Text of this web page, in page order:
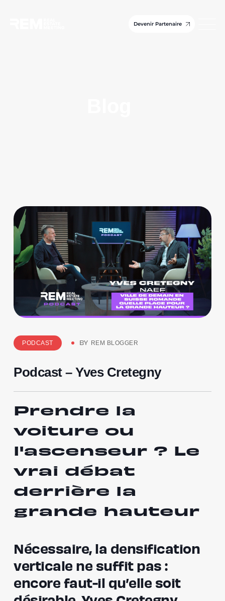
Devenir Partenaire
PODCAST BY REM BLOGGER
Podcast – Yves Cretegny
Prendre la
voiture ou
l'ascenseur ? Le
vrai débat
derrière la
grande hauteur
Nécessaire, la densification
verticale ne suffit pas :
encore faut-il qu’elle soit